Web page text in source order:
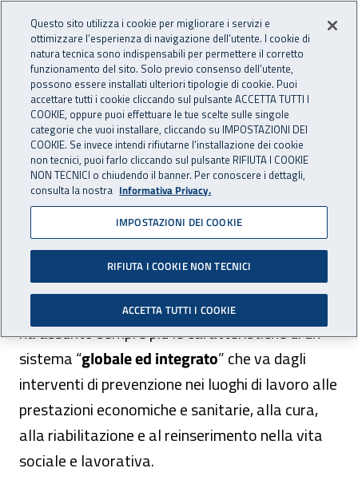
INAIL - Istituto Nazionale
ASSICURAZIONE Apri cerca
Navigazione principale
Navigazione - Ti trovi in:
Home Assicurazione
L'assicurazione Inail
Quali sono le prestazioni
Prestazioni sanitarie e socio-sanitarie
Prestazioni sanitarie e
socio-sanitarie
La tutela garantita dall’Inail ai lavoratori
infortunati o affetti da malattia professionale
ha assunto sempre più le caratteristiche di un
sistema “globale ed integrato” che va dagli
interventi di prevenzione nei luoghi di lavoro alle
prestazioni economiche e sanitarie, alla cura,
alla riabilitazione e al reinserimento nella vita
sociale e lavorativa.
Questo sito utilizza i cookie per migliorare i servizi e
ottimizzare l’esperienza di navigazione dell’utente. I cookie di
natura tecnica sono indispensabili per permettere il corretto
funzionamento del sito. Solo previo consenso dell’utente,
possono essere installati ulteriori tipologie di cookie. Puoi
accettare tutti i cookie cliccando sul pulsante ACCETTA TUTTI I
COOKIE, oppure puoi effettuare le tue scelte sulle singole
categorie che vuoi installare, cliccando su IMPOSTAZIONI DEI
COOKIE. Se invece intendi rifiutarne l’installazione dei cookie
non tecnici, puoi farlo cliccando sul pulsante RIFIUTA I COOKIE
NON TECNICI o chiudendo il banner. Per conoscere i dettagli,
consulta la nostra Informativa Privacy.
IMPOSTAZIONI DEI COOKIE
RIFIUTA I COOKIE NON TECNICI
ACCETTA TUTTI I COOKIE